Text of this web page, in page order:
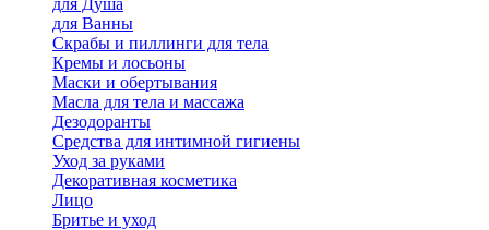
для Душа
для Ванны
Скрабы и пиллинги для тела
Кремы и лосьоны
Маски и обертывания
Масла для тела и массажа
Дезодоранты
Средства для интимной гигиены
Уход за руками
Декоративная косметика
Лицо
Бритье и уход